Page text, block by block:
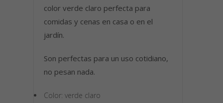
color verde claro perfecta para
comidas y cenas en casa o en el
jardín.
Son perfectas para un uso cotidiano,
no pesan nada.
Color: verde claro